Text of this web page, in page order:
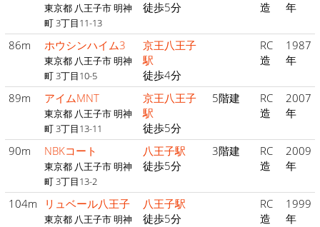
東京都 八王子市 明神
町 3丁目11-13
徒歩5分 造 年
86m ホウシンハイム3
東京都 八王子市 明神
町 3丁目10-5
京王八王子
駅
徒歩4分
RC
造
1987
年
89m アイムMNT
東京都 八王子市 明神
町 3丁目13-11
京王八王子
駅
徒歩5分
5階建
RC
造
2007
年
90m NBKコート
東京都 八王子市 明神
町 3丁目13-2
八王子駅
徒歩5分
3階建
RC
造
2009
年
104m リュベール八王子
東京都 八王子市 明神
八王子駅
徒歩5分
RC
造
1999
年